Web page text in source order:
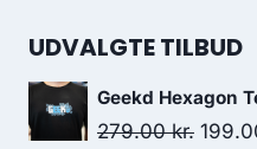
UDVALGTE TILBUD
Geekd Hexagon
279.00kr.